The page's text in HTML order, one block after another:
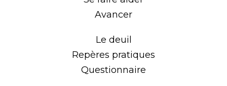
Avancer
Le deuil
Repères pratiques
Questionnaire